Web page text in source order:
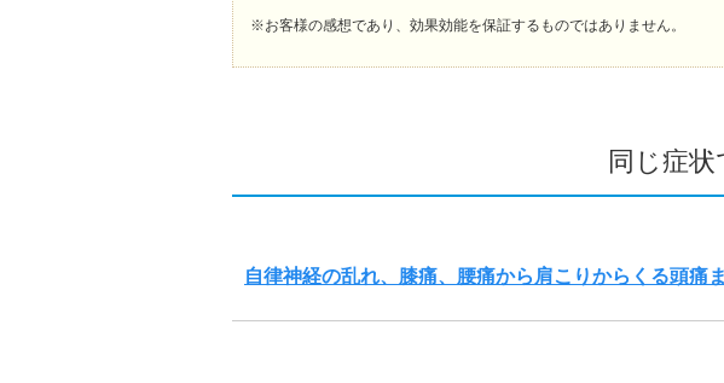
※お客様の感想であり、効果効能を保証するものではありません。
同じ症
自律神経の乱れ、膝痛、腰痛から肩こりからくる頭痛